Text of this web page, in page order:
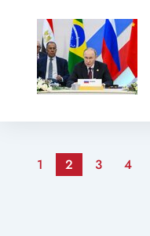
1 2 3 4